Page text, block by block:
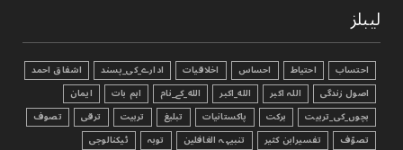
لیبلز
احتساب احتیاط احساس اخلاقیات ادارے_کی_پسند
اشفاق احمد
اصول زندگی
اللہ اکبر الله_اکبر الله_کے_نام اہم بات
ایمان
بچوں_کی_تربیت
برکت پاکستانیات تبليغ تربیت ترقی
تصوف
تصوّف
تفسیرابن کثیر تنبیہہ الغافلین توبہ
ٹیکنالوجی